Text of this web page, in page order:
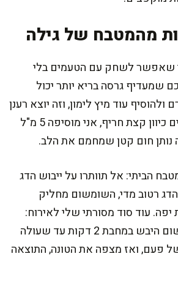
מהמטבח של גילה
שאפשר לשחק עם הטעמים בלי
שמעדיף גרסה בריא יותר יכול
דבש ל-5 גרם ולהוסיף עוד מיץ לימון, וזה יוצא רענן
ומלא טעם. ואם רוצים כיוון קצת חריף, אני מוסיפה 5 מ"ל
נותן חום קטן שמחמם את הלב.
הביתי: אל תוותרו על ייבוש הדג
רטוב מדי, השומשום מחליק
יפה. עוד סוד מסורתי שלי לאירוח:
אני קולה את השומשום היבש במחבת 2 דקות עד שעולה
פעם, ואז מצפה את הטונה, התוצאה